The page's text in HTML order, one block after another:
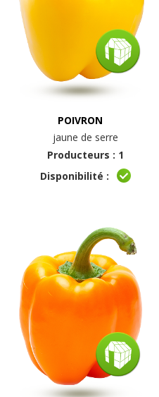
POIVRON
jaune de serre
Producteurs : 1
Disponibilité :